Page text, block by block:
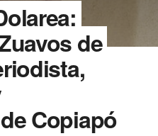
de
Copiapó